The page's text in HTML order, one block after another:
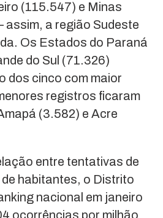
(115.547) e Minas
assim, a região Sudeste
Os Estados do Paraná
do Sul (71.326)
dos cinco com maior
registros ficaram
(3.582) e Acre
entre tentativas de
habitantes, o Distrito
nacional em janeiro
ocorrências por milhão